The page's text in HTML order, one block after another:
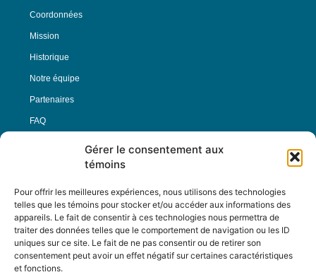
Gérer le consentement aux
témoins
Pour offrir les meilleures expériences, nous utilisons des technologies
telles que les témoins pour stocker et/ou accéder aux informations des
appareils. Le fait de consentir à ces technologies nous permettra de
traiter des données telles que le comportement de navigation ou les ID
uniques sur ce site. Le fait de ne pas consentir ou de retirer son
consentement peut avoir un effet négatif sur certaines caractéristiques
et fonctions.
Coordonnées
Mission
Historique
Notre équipe
Partenaires
FAQ
Nous Suivre